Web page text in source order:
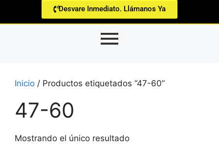
Desvare Inmediato. Llámanos Ya
Inicio / Productos etiquetados “47-60”
47-60
Mostrando el único resultado